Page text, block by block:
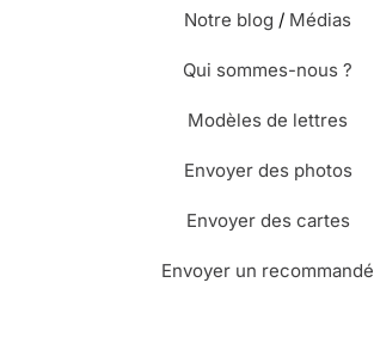
Notre blog / Médias
Qui sommes-nous ?
Modèles de lettres
Envoyer des photos
Envoyer des cartes
Envoyer un recommandé